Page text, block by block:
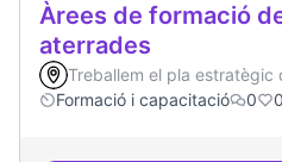
Àrees de formació
aterrades
Treballem el pla estratègic
Formació i capacitació
0 0